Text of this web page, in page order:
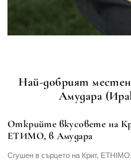
Най-добрият
Амудара
Открийте вкусовете на
ЕТИМО, в Амудара
Сгушен в сърцето на Крит,